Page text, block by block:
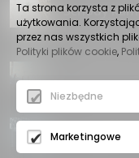
Schody
• 30-04-2026
konstrukcji
• 29-04-2026
Istota
Ta strona korzysta z
użytkowania.
przez nas wszystkich
Polityki plików cookie,
Niezbędne
Marketingowe